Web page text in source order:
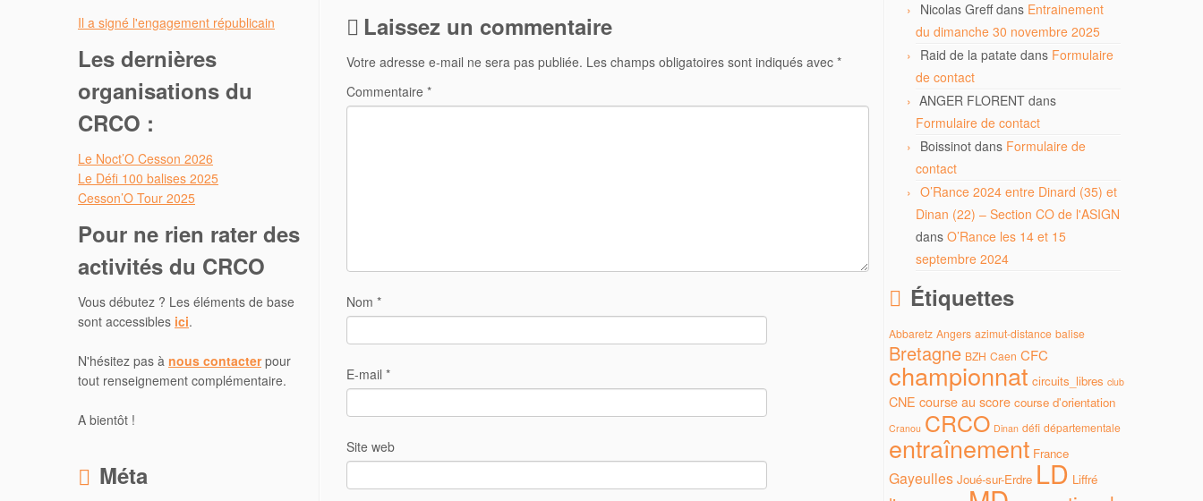
Il a signé l'engagement républicain
Les dernières
organisations du
CRCO :
Le Noct’O Cesson 2026
Le Défi 100 balises 2025
Cesson’O Tour 2025
Pour ne rien rater des
activités du CRCO
Vous débutez ? Les éléments de base
sont accessibles ici.
N'hésitez pas à nous contacterpour
tout renseignement complémentaire.
A bientôt !
Méta
Laissez un commentaire
Votre adresse e-mail ne sera pas publiée. Les champs obligatoires sont indiqués avec *
Commentaire *
Nom *
E-mail *
Site web
Nicolas Greffdans Entrainement
du dimanche 30 novembre 2025
Raid de la patate dans Formulaire
de contact
ANGER FLORENT dans
Formulaire de contact
Boissinot dans Formulaire de
contact
O’Rance 2024 entre Dinard (35) et
Dinan (22) – Section CO de l'ASIGN
dans O’Rance les 14 et 15
septembre 2024
Étiquettes
Abbaretz Angers azimut-distance balise
Bretagne BZH Caen CFC
championnat circuits_libres club
CNE course au score course d'orientation
Cranou CRCO Dinan défi départementale
entraînement France
Gayeulles Joué-sur-Erdre LD Liffré